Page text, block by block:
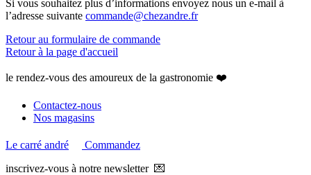
Si vous souhaitez plus d’informations envoyez nous un e-mail à
l’adresse suivante commande@chezandre.fr
Retour au formulaire de commande
Retour à la page d'accueil
le rendez-vous des amoureux de la gastronomie ❤️
Contactez-nous
Nos magasins
Le carré andré
Commandez
inscrivez-vous à notre newsletter 💌